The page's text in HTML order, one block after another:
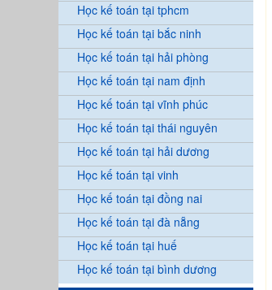
Học kế toán tại tphcm
Học kế toán tại bắc ninh
Học kế toán tại hải phòng
Học kế toán tại nam định
Học kế toán tại vĩnh phúc
Học kế toán tại thái nguyên
Học kế toán tại hải dương
Học kế toán tại vinh
Học kế toán tại đồng nai
Học kế toán tại đà nẵng
Học kế toán tại huế
Học kế toán tại bình dương